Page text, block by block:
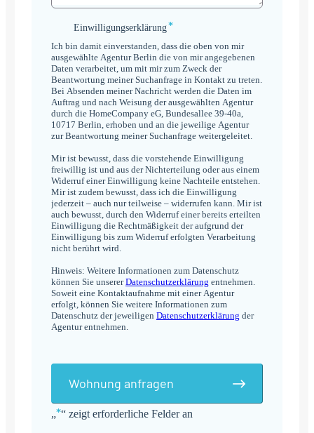
„*“ zeigt erforderliche Felder an
Einwilligungserklärung
Einwilligungserklärung*
Ich bin damit einverstanden, dass die oben von mir
ausgewählte Agentur Berlin die von mir angegebenen
Daten verarbeitet, um mit mir zum Zweck der
Beantwortung meiner Suchanfrage in Kontakt zu treten.
Bei Absenden meiner Nachricht werden die Daten im
Auftrag und nach Weisung der ausgewählten Agentur
durch die HomeCompany eG, Bundesallee 39-40a,
10717 Berlin, erhoben und an die jeweilige Agentur
zur Beantwortung meiner Suchanfrage weitergeleitet.
Mir ist bewusst, dass die vorstehende Einwilligung
freiwillig ist und aus der Nichterteilung oder aus einem
Widerruf einer Einwilligung keine Nachteile entstehen.
Mir ist zudem bewusst, dass ich die Einwilligung
jederzeit – auch nur teilweise – widerrufen kann. Mir ist
auch bewusst, durch den Widerruf einer bereits erteilten
Einwilligung die Rechtmäßigkeit der aufgrund der
Einwilligung bis zum Widerruf erfolgten Verarbeitung
nicht berührt wird.
Hinweis: Weitere Informationen zum Datenschutz
können Sie unsererDatenschutzerklärung entnehmen.
Soweit eine Kontaktaufnahme mit einer Agentur
erfolgt, können Sie weitere Informationen zum
Datenschutz der jeweiligen Datenschutzerklärung der
Agentur entnehmen.
Wohnung anfragen